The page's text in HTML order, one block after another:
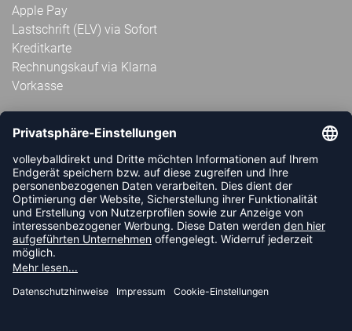
Apple Pay
Lastschrift (ELV) via Sofort
Kreditkarte
Rechnungskauf via Klarna
Vorkasse
ABONNIERE JETZT DEN KOSTENLOSEN
VOLLEYBALLDIREKT-NEWSLETTER UND VERPASSE KEINE
NEUIGKEIT ODER AKTION MEHR.
JETZT ANMELDEN